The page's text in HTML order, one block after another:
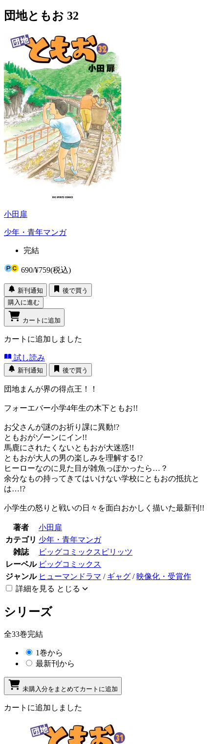
団地ともお 32
小田扉
少年・青年マンガ
完結
690/¥759(税込)
新刊通知
後で買う
購入に進む
カートに追加
カートに追加しました
試し読み
新刊通知 後で買う
団地まんが界の得点王！！
フォーエバー小学4年生の木下ともお!!
お父さんが謎のお祈り課に異動!?
ともおがゾーンにイン!!
馬鹿にされたくないともおが大迷惑!!
ともおが大人の男の楽しみを理解する!?
ヒーローなのに見た目が雑魚っぽかったら…？
余分なもの持ってきてはいけない学校にともおの抵抗と
は…!?
小学生の怒りと戦いの日々を面白おかしく描いた最新刊!!
著者
小田扉
カテゴリ 少年・青年マンガ
雑誌
ビッグコミックスピリッツ
レーベル ビッグコミックス
ジャンル ヒューマンドラマ / ギャグ / 映像化・受賞作
詳細を見る とじる
シリーズ
全33巻完結
1巻から
最新刊から
未購入分をまとめてカートに追加
カートに追加しました